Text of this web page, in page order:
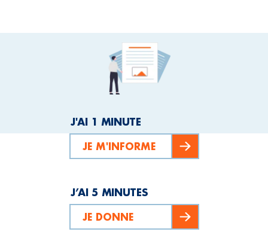
J'AI 1 MINUTE
JE M'INFORME
J’AI 5 MINUTES
JE DONNE